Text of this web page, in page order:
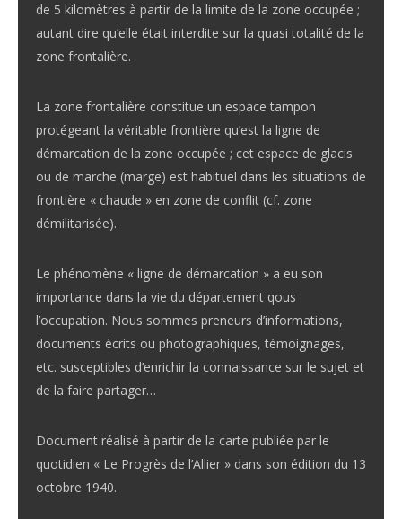
de 5 kilomètres à partir de la limite de la zone occupée ;
autant dire qu’elle était interdite sur la quasi totalité de la
zone frontalière.
La zone frontalière constitue un espace tampon
protégeant la véritable frontière qu’est la ligne de
démarcation de la zone occupée ; cet espace de glacis
ou de marche (marge) est habituel dans les situations de
frontière « chaude » en zone de conflit (cf. zone
démilitarisée).
Le phénomène « ligne de démarcation » a eu son
importance dans la vie du département qous
l’occupation. Nous sommes preneurs d’informations,
documents écrits ou photographiques, témoignages,
etc. susceptibles d’enrichir la connaissance sur le sujet et
de la faire partager…
Document réalisé à partir de la carte publiée par le
quotidien « Le Progrès de l’Allier » dans son édition du 13
octobre 1940.